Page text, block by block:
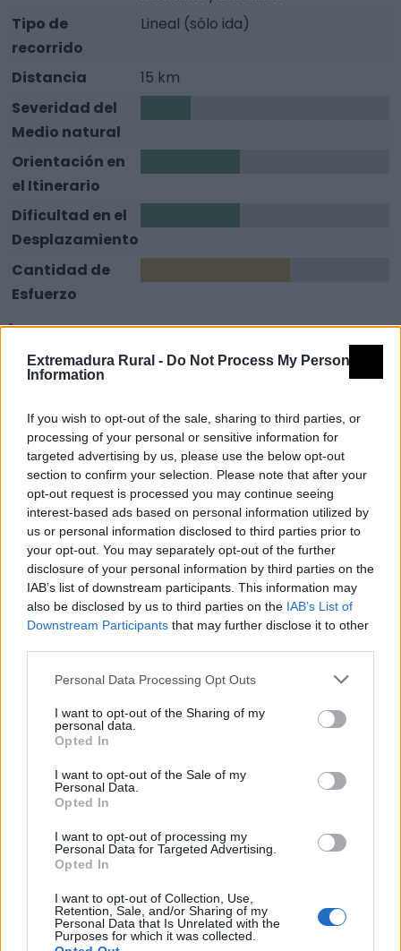
Extremadura Rural - Do Not Process My Personal
Information
If you wish to opt-out of the sale, sharing to third parties, or
processing of your personal or sensitive information for
targeted advertising by us, please use the below opt-out
section to confirm your selection. Please note that after your
opt-out request is processed you may continue seeing
interest-based ads based on personal information utilized by
us or personal information disclosed to third parties prior to
your opt-out. You may separately opt-out of the further
disclosure of your personal information by third parties on the
IAB’s list of downstream participants. This information may
also be disclosed by us to third parties on the IAB’s List of
Downstream Participants that may further disclose it to other
Personal Data Processing Opt Outs
I want to opt-out of the Sharing of my
personal data.
Opted In
I want to opt-out of the Sale of my
Personal Data.
Opted In
I want to opt-out of processing my
Personal Data for Targeted Advertising.
Opted In
I want to opt-out of Collection, Use,
Retention, Sale, and/or Sharing of my
Personal Data that Is Unrelated with the
Purposes for which it was collected.
Tipo de
recorrido
Lineal (sólo ida)
Distancia
15 km
Severidad del
Medio natural
Orientación en
el Itinerario
Dificultad en el
Desplazamiento
Cantidad de
Esfuerzo
Descripción
El itinerario lineal de esta ruta es muy interesante ya
que nos ofrece una buena visión de las cotas de
altitud más bajas de Sierra de Gata. Esta ruta sigue el
trazado de la cañada atravesando los paisajes de
media montaña que combinan zonas forestales con
los olivares típicos de la comarca, hasta las zonas
más bajas regadas por los cursos de los ríos que bajan
de la sierra y que forman grandes extensiones de
cultivos de regadío.
El punto de inicio de la ruta es en Perales del Puerto,
junto al pilón que existe a la salida del municipio en
dirección a Cilleros. El municipio, nacido como lugar de
referencia y paso obligado en la trashumancia antes
mantiene escondido en su interior un casco urbano
mucho más auténtico del que podremos observar si
no salimos de la carretera.
Su tramo inicial discurre entre huertos con olivos,
Cilleros y sigue por ella durante 500 m. desde aquí y a
la izquierda arranca una ancha pista de tierra que
coincide con la cañada, por la que se recorren algo
más de 6 km.
Poco después la travesía cruza la carretera de